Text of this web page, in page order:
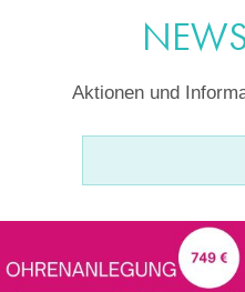
Aktionen und